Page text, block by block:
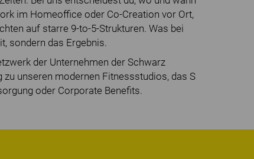
im Homeoffice oder Co-Creation vor Ort,
auf starre 9-to-5-Strukturen. Was bei
sondern das Ergebnis.
der Unternehmen der Schwarz
zu unseren modernen Fitnessstudios, das S
oder Corporate Benefits.